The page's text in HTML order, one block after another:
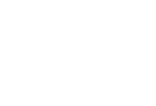
Physikalische